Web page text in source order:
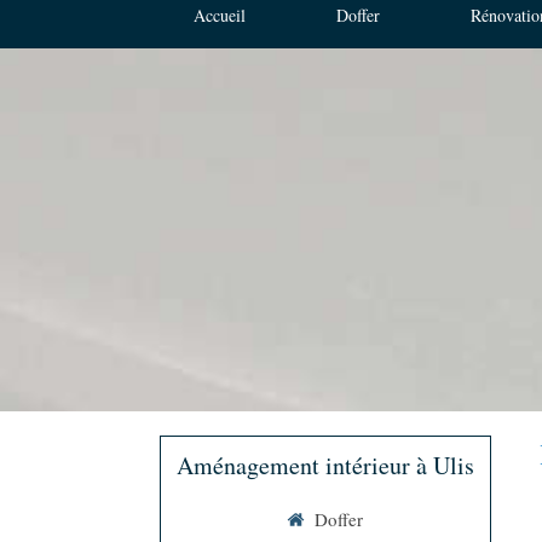
Accueil Doffer
Aménagement intérieur à Ulis
Doffer